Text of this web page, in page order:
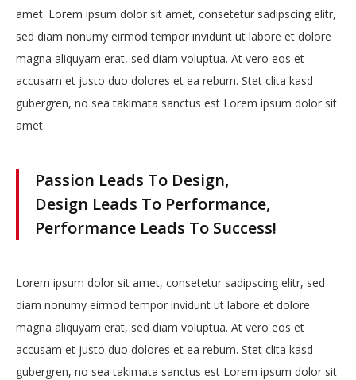
amet. Lorem ipsum dolor sit amet, consetetur sadipscing elitr,
sed diam nonumy eirmod tempor invidunt ut labore et dolore
magna aliquyam erat, sed diam voluptua. At vero eos et
accusam et justo duo dolores et ea rebum. Stet clita kasd
gubergren, no sea takimata sanctus est Lorem ipsum dolor sit
amet.
Passion Leads To Design,
Design Leads To Performance,
Performance Leads To Success!
Lorem ipsum dolor sit amet, consetetur sadipscing elitr, sed
diam nonumy eirmod tempor invidunt ut labore et dolore
magna aliquyam erat, sed diam voluptua. At vero eos et
accusam et justo duo dolores et ea rebum. Stet clita kasd
gubergren, no sea takimata sanctus est Lorem ipsum dolor sit